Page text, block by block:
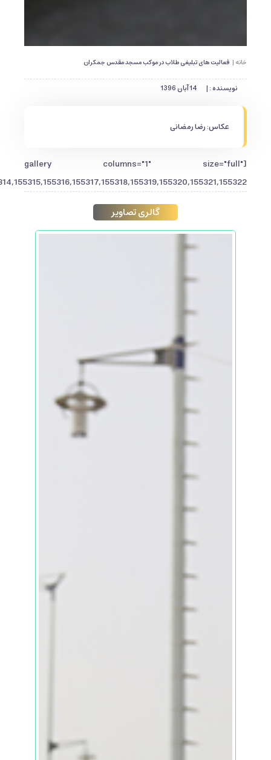
خانه | فعالیت های تبلیغی طلاب در موکب مسجد مقدس جمکران
نویسنده : | 14 آبان 1396
عکاس: رضا رمضانی
[gallery columns="1" size="full"
گالری تصاویر